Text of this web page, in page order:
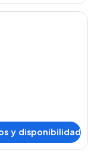
con cama con dosel,
y disponibilidad